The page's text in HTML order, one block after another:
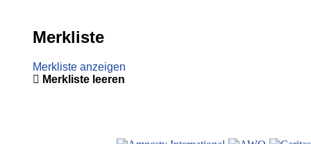
Merkliste
Merkliste anzeigen
Merkliste leeren